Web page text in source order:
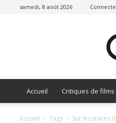
samedi, 8 août 2026
Accueil Critiques de films
Accueil Tags Sur les traces